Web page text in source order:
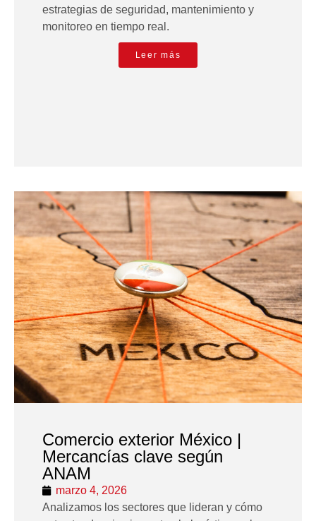
estrategias de seguridad, mantenimiento y
monitoreo en tiempo real.
Leer más
Comercio exterior México |
Mercancías clave según
ANAM
marzo 4, 2026
Analizamos los sectores que lideran y cómo